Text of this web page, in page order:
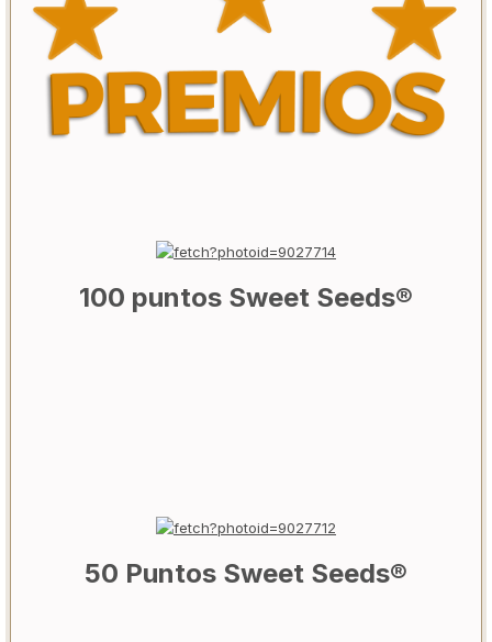
100 puntos Sweet Seeds®
50 Puntos Sweet Seeds®